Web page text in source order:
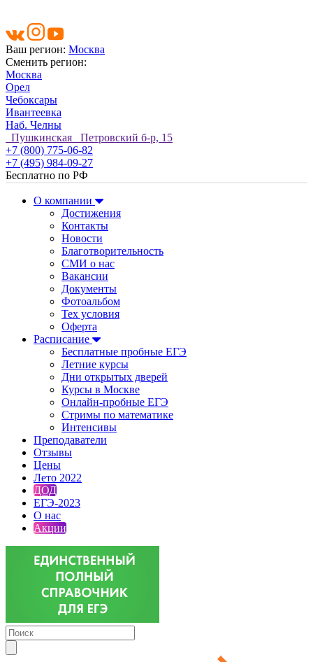
Ваш регион: Москва
Сменить регион:
Москва
Орел
Чебоксары
Ивантеевка
Наб. Челны
Пушкинская Петровский б-р, 15
+7 (800) 775-06-82
+7 (495) 984-09-27
Бесплатно по РФ
О компании
Достижения
Контакты
Новости
Благотворительность
СМИ о нас
Вакансии
Документы
Фотоальбом
Тех условия
Оферта
Расписание
Бесплатные пробные ЕГЭ
Летние курсы
Дни открытых дверей
Курсы в Москве
Онлайн-пробные ЕГЭ
Стримы по математике
Интенсивы
Преподаватели
Отзывы
Цены
Лето 2022
ДОД
ЕГЭ-2023
О нас
Акции